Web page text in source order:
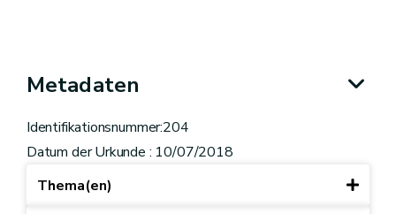
Metadaten
Identifikationsnummer:204
Datum der Urkunde : 10/07/2018
Thema(en)